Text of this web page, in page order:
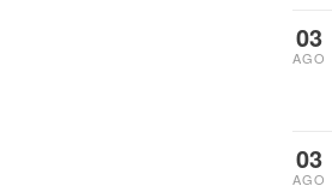
03
AGO
03
AGO